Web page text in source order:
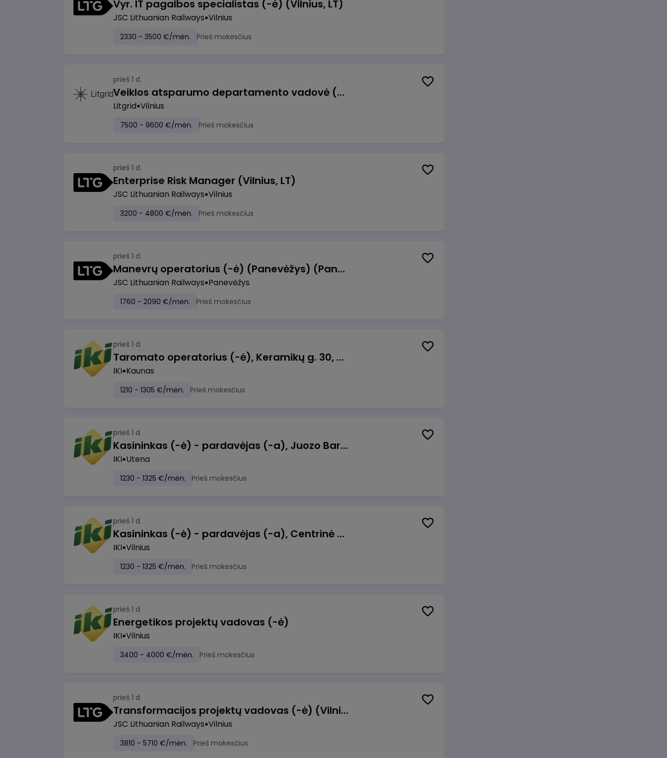
Vyr. IT pagalbos specialistas (-ė) (Vilnius, LT)
JSC Lithuanian Railways Vilnius
2330 - 3500 €/mėn. Prieš mokesčius
prieš 1 d.
Veiklos atsparumo departamento vadovė (-as)
Litgrid Vilnius
7500 - 9600 €/mėn. Prieš mokesčius
prieš 1 d.
Enterprise Risk Manager (Vilnius, LT)
JSC Lithuanian Railways Vilnius
3200 - 4800 €/mėn. Prieš mokesčius
prieš 1 d.
Manevrų operatorius (-ė) (Panevėžys) (Panevėžys, LT)
JSC Lithuanian Railways Panevėžys
1760 - 2090 €/mėn. Prieš mokesčius
prieš 1 d.
Taromato operatorius (-ė), Keramikų g. 30, Neveronys
IKI Kaunas
1210 - 1305 €/mėn. Prieš mokesčius
prieš 1 d.
Kasininkas (-ė) - pardavėjas (-a), Juozo Bartašiaus g. 1, Utena
IKI Utena
1230 - 1325 €/mėn. Prieš mokesčius
prieš 1 d.
Kasininkas (-ė) - pardavėjas (-a), Centrinė g. 62, Galgiai
IKI Vilnius
1230 - 1325 €/mėn. Prieš mokesčius
prieš 1 d.
Energetikos projektų vadovas (-ė)
IKI Vilnius
3400 - 4000 €/mėn. Prieš mokesčius
prieš 1 d.
Transformacijos projektų vadovas (-ė) (Vilnius, LT)
JSC Lithuanian Railways Vilnius
3810 - 5710 €/mėn. Prieš mokesčius